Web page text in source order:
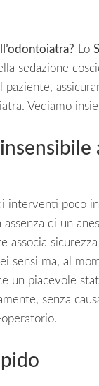
Lo
sedazione
paziente,
Vediamo
interventi poco
di un
associa
sensi ma, al
un piacevole
senza